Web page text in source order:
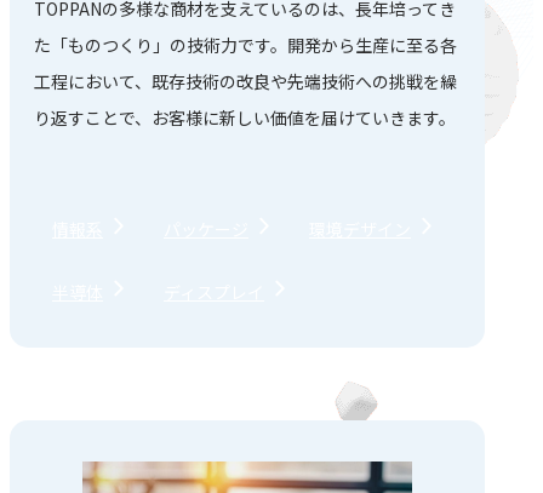
TOPPANの多様な商材を支えているのは、⾧年培ってき
た「ものつくり」の技術力です。開発から生産に至る各
工程において、既存技術の改良や先端技術への挑戦を繰
り返すことで、お客様に新しい価値を届けていきます。